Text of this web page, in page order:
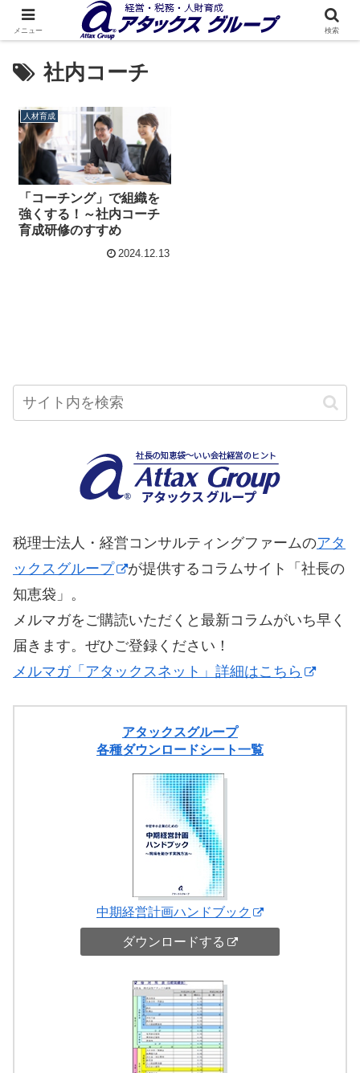
社内コーチ
人材育成
「コーチング」で組織を
強くする！～社内コーチ
育成研修のすすめ
2024.12.13
税理士法人・経営コンサルティングファームのアタ
ックスグループ
が提供するコラムサイト「社長の
知恵袋」。
メルマガをご購読いただくと最新コラムがいち早く
届きます。ぜひご登録ください！
メルマガ「アタックスネット」詳細はこちら
アタックスグループ
各種ダウンロードシート一覧
中期経営計画ハンドブック
ダウンロードする
メニュー 検索